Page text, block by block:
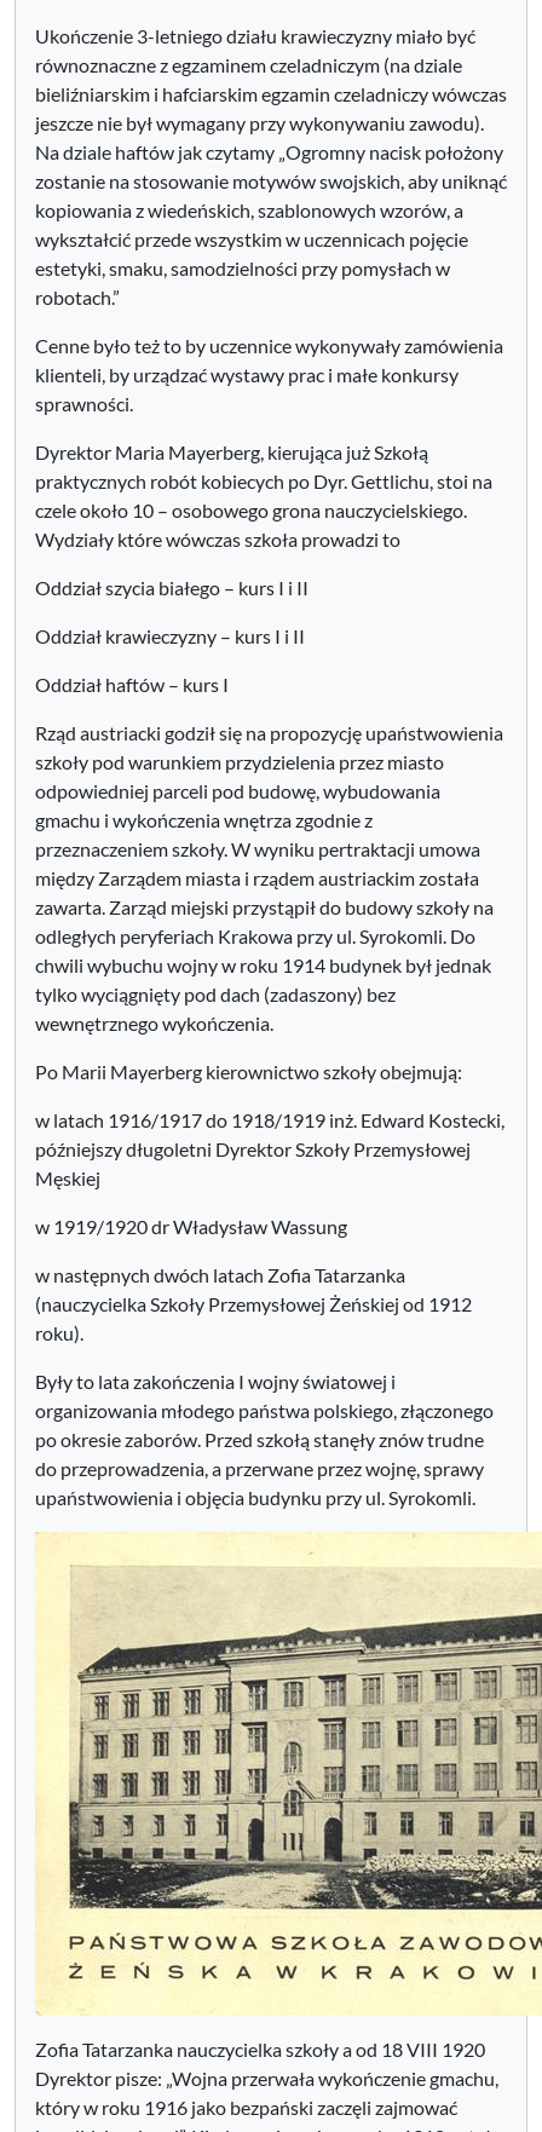
Ukończenie 3-letniego działu krawieczyzny miało być
równoznaczne z egzaminem czeladniczym (na dziale
bieliźniarskim i hafciarskim egzamin czeladniczy wówczas
jeszcze nie był wymagany przy wykonywaniu zawodu).
Na dziale haftów jak czytamy „Ogromny nacisk położony
zostanie na stosowanie motywów swojskich, aby uniknąć
kopiowania z wiedeńskich, szablonowych wzorów, a
wykształcić przede wszystkim w uczennicach pojęcie
estetyki, smaku, samodzielności przy pomysłach w
robotach.”
Cenne było też to by uczennice wykonywały zamówienia
klienteli, by urządzać wystawy prac i małe konkursy
sprawności.
Dyrektor Maria Mayerberg, kierująca już Szkołą
praktycznych robót kobiecych po Dyr. Gettlichu, stoi na
czele około 10 – osobowego grona nauczycielskiego.
Wydziały które wówczas szkoła prowadzi to
Oddział szycia białego – kurs I i II
Oddział krawieczyzny – kurs I i II
Oddział haftów – kurs I
Rząd austriacki godził się na propozycję upaństwowienia
szkoły pod warunkiem przydzielenia przez miasto
odpowiedniej parceli pod budowę, wybudowania
gmachu i wykończenia wnętrza zgodnie z
przeznaczeniem szkoły. W wyniku pertraktacji umowa
między Zarządem miasta i rządem austriackim została
zawarta. Zarząd miejski przystąpił do budowy szkoły na
odległych peryferiach Krakowa przy ul. Syrokomli. Do
chwili wybuchu wojny w roku 1914 budynek był jednak
tylko wyciągnięty pod dach (zadaszony) bez
wewnętrznego wykończenia.
Po Marii Mayerberg kierownictwo szkoły obejmują:
w latach 1916/1917 do 1918/1919 inż. Edward Kostecki,
późniejszy długoletni Dyrektor Szkoły Przemysłowej
Męskiej
w 1919/1920 dr Władysław Wassung
w następnych dwóch latach Zofia Tatarzanka
(nauczycielka Szkoły Przemysłowej Żeńskiej od 1912
roku).
Były to lata zakończenia I wojny światowej i
organizowania młodego państwa polskiego, złączonego
po okresie zaborów. Przed szkołą stanęły znów trudne
do przeprowadzenia, a przerwane przez wojnę, sprawy
upaństwowienia i objęcia budynku przy ul. Syrokomli.
Zofia Tatarzanka nauczycielka szkoły a od 18 VIII 1920
Dyrektor pisze: „Wojna przerwała wykończenie gmachu,
który w roku 1916 jako bezpański zaczęli zajmować